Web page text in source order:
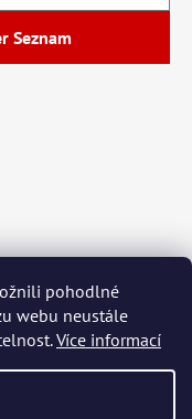
pohodlné
webu neustále
Více informací
Seznam